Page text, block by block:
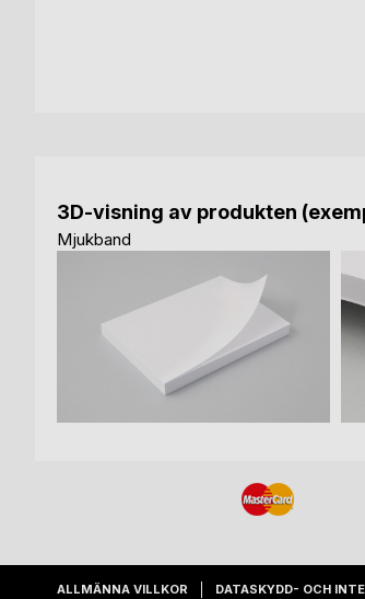
3D-visning av produkten
Mjukband
ALLMÄNNA VILLKOR DATASKYDD- OCH